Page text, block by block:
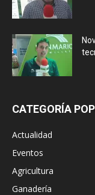
CATEGORÍA
Actualidad
Eventos
Agricultura
Ganadería